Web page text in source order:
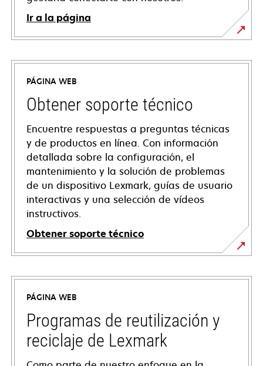
Ir a la página
PÁGINA WEB
Obtener soporte técnico
Encuentre respuestas a preguntas técnicas
y de productos en línea. Con información
detallada sobre la configuración, el
mantenimiento y la solución de problemas
de un dispositivo Lexmark, guías de usuario
interactivas y una selección de vídeos
instructivos.
Obtener soporte técnico
opens
in
new
tab
PÁGINA WEB
Programas de reutilización y
reciclaje de Lexmark